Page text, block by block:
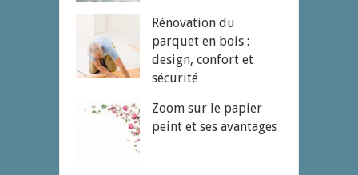
Rénovation du
parquet en bois :
design, confort et
sécurité
Zoom sur le papier
peint et ses avantages